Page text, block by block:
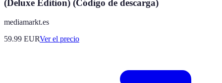
(Deluxe Edition) (Código de descarga)
mediamarkt.es
59.99 EURVer el precio